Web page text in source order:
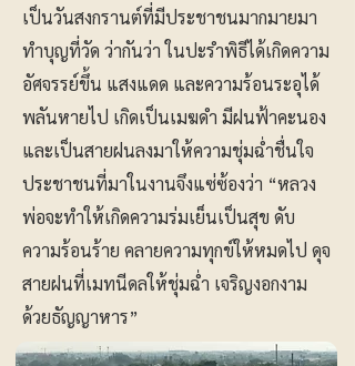
เป็นวันสงกรานต์ที่มีประชาชนมากมายมา
ทำบุญที่วัด ว่ากันว่า ในปะรำพิธีได้เกิดความ
อัศจรรย์ขึ้น แสงแดด และความร้อนระอุได้
พลันหายไป เกิดเป็นเมฆดำ มีฝนฟ้าคะนอง
และเป็นสายฝนลงมาให้ความชุ่มฉ่ำชื่นใจ
ประชาชนที่มาในงานจึงแซ่ซ้องว่า “หลวง
พ่อจะทำให้เกิดความร่มเย็นเป็นสุข ดับ
ความร้อนร้าย คลายความทุกข์ให้หมดไป ดุจ
สายฝนที่เมทนีดลให้ชุ่มฉ่ำ เจริญงอกงาม
ด้วยธัญญาหาร”